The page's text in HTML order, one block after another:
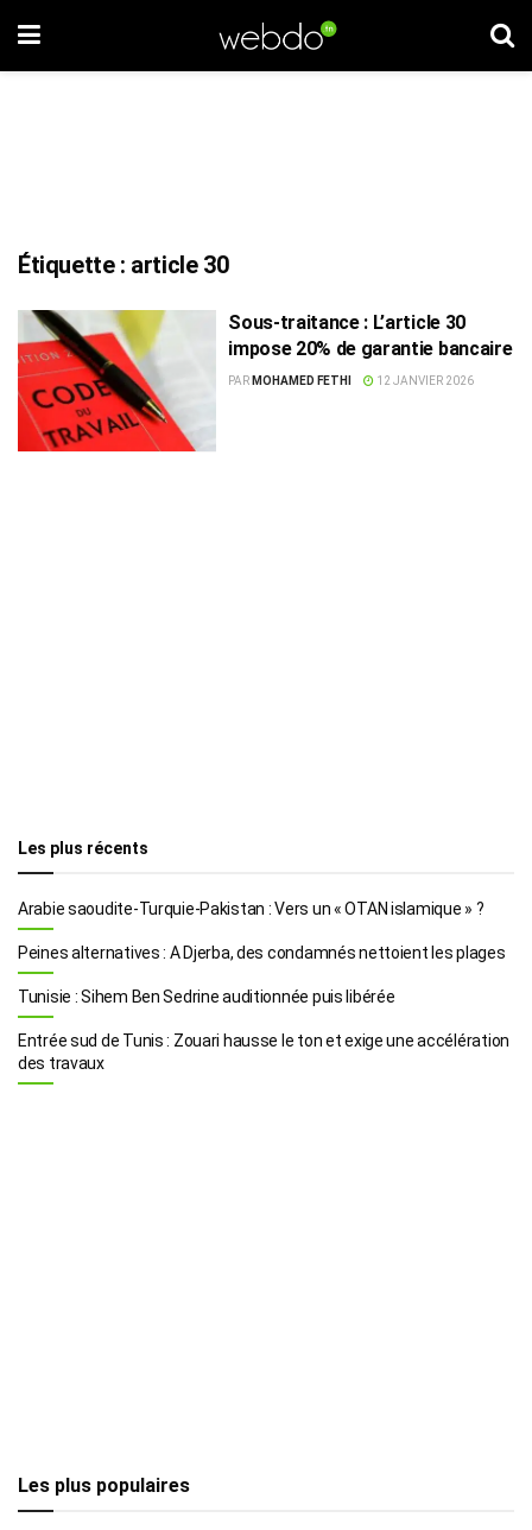
Étiquette : article 30
Sous-traitance : L’article 30
impose 20% de garantie bancaire
PAR MOHAMED FETHI 12 JANVIER 2026
Les plus récents
Arabie saoudite-Turquie-Pakistan : Vers un « OTAN islamique » ?
Peines alternatives : A Djerba, des condamnés nettoient les plages
Tunisie : Sihem Ben Sedrine auditionnée puis libérée
Entrée sud de Tunis : Zouari hausse le ton et exige une accélération
des travaux
Les plus populaires